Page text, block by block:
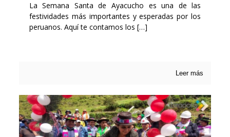
La Semana Santa de Ayacucho es una de las
festividades más importantes y esperadas por los
peruanos. Aquí te contamos los […]
Leer más